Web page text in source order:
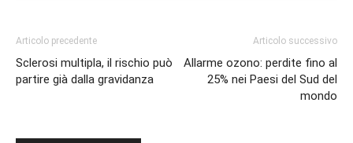
Articolo precedente
Sclerosi multipla, il rischio può
partire già dalla gravidanza
Articolo successivo
Allarme ozono: perdite fino al
25% nei Paesi del Sud del
mondo